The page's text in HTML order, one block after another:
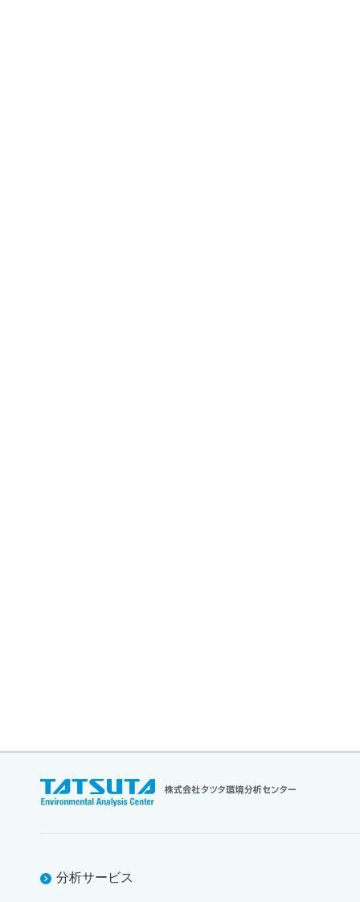
分析サービス